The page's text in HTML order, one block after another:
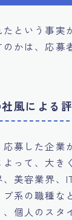
たという事実
かは、応募
風による
募した企業
って、大き
美容業界、
系の職種な
個人のスタ